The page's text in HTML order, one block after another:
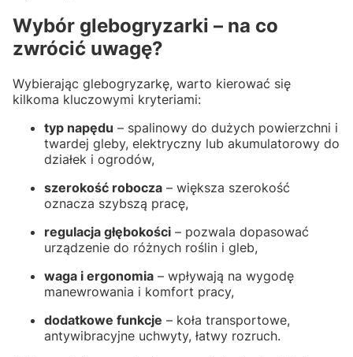
Wybór glebogryzarki – na co
zwrócić uwagę?
Wybierając glebogryzarkę, warto kierować się
kilkoma kluczowymi kryteriami:
typ napędu – spalinowy do dużych powierzchni i
twardej gleby, elektryczny lub akumulatorowy do
działek i ogrodów,
szerokość robocza – większa szerokość
oznacza szybszą pracę,
regulacja głębokości – pozwala dopasować
urządzenie do różnych roślin i gleb,
waga i ergonomia – wpływają na wygodę
manewrowania i komfort pracy,
dodatkowe funkcje – koła transportowe,
antywibracyjne uchwyty, łatwy rozruch.